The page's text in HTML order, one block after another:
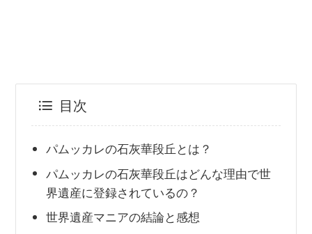
目次
パムッカレの石灰華段丘とは？
パムッカレの石灰華段丘はどんな理由で世
界遺産に登録されているの？
世界遺産マニアの結論と感想